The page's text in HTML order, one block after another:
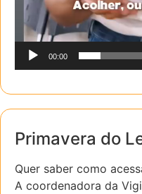
00:00
Primavera do
Quer saber como
A coordenadora da